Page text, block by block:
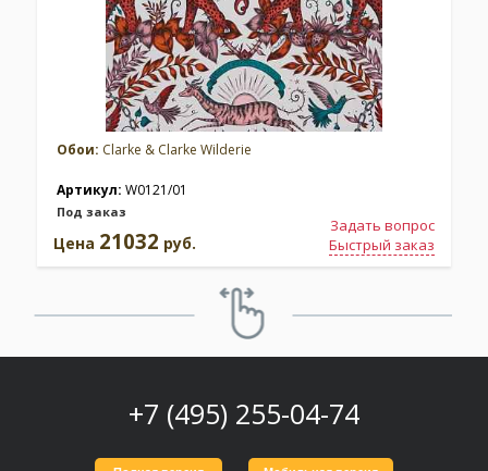
Обои: Clarke & Clarke Wilderie
Артикул: W0121/01
Под заказ
Задать вопрос
Быстрый заказ
Цена 21032 руб.
+7 (495) 255-04-74